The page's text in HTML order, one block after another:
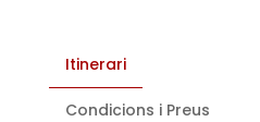
Itinerari
Condicions i Preus